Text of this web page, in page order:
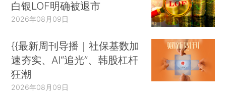
白银LOF明确被退市
2026年08月09日
{{最新周刊导播｜社保基数加
速夯实、AI“追光”、韩股杠杆
狂潮
2026年08月09日